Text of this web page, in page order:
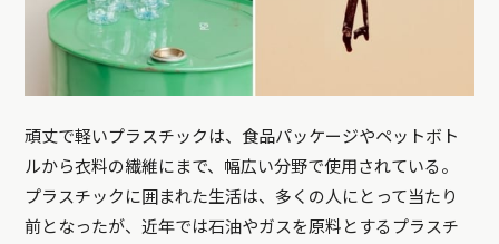
頑丈で軽いプラスチックは、食品パッケージやペットボト
ルから衣料の繊維にまで、幅広い分野で使用されている。
プラスチックに囲まれた生活は、多くの人にとって当たり
前となったが、近年では石油やガスを原料とするプラスチ